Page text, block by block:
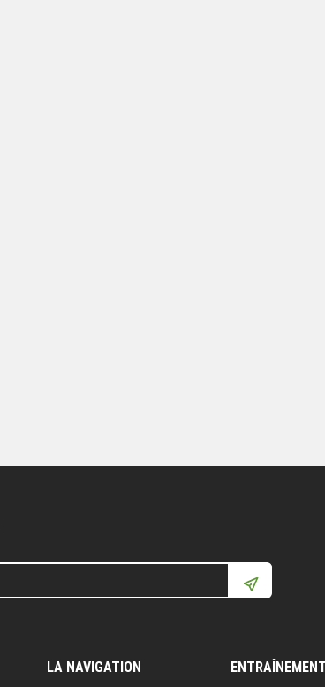
LA NAVIGATION ENTRAÎNEMENT